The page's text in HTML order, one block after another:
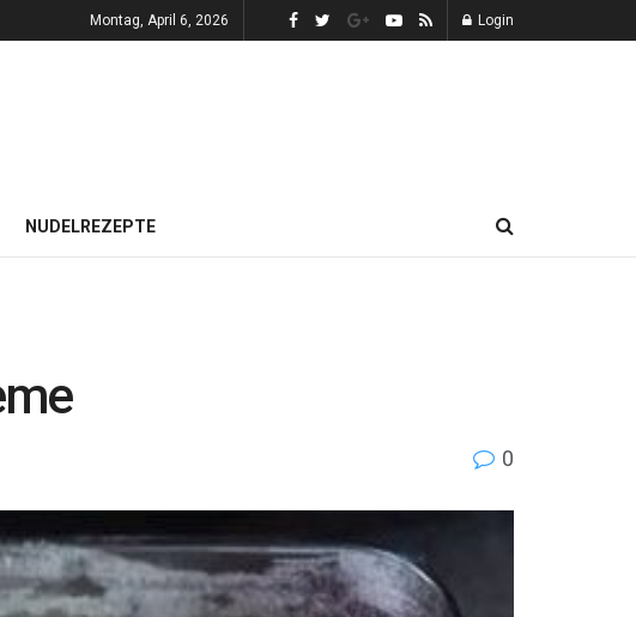
Montag, April 6, 2026 Login
NUDELREZEPTE
0